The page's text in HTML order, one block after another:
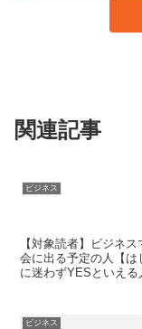
関連記事
ビジネス
【対象読者】ビジネ
会に出る予定の人【
に迷わずYESといえる
ビジネス